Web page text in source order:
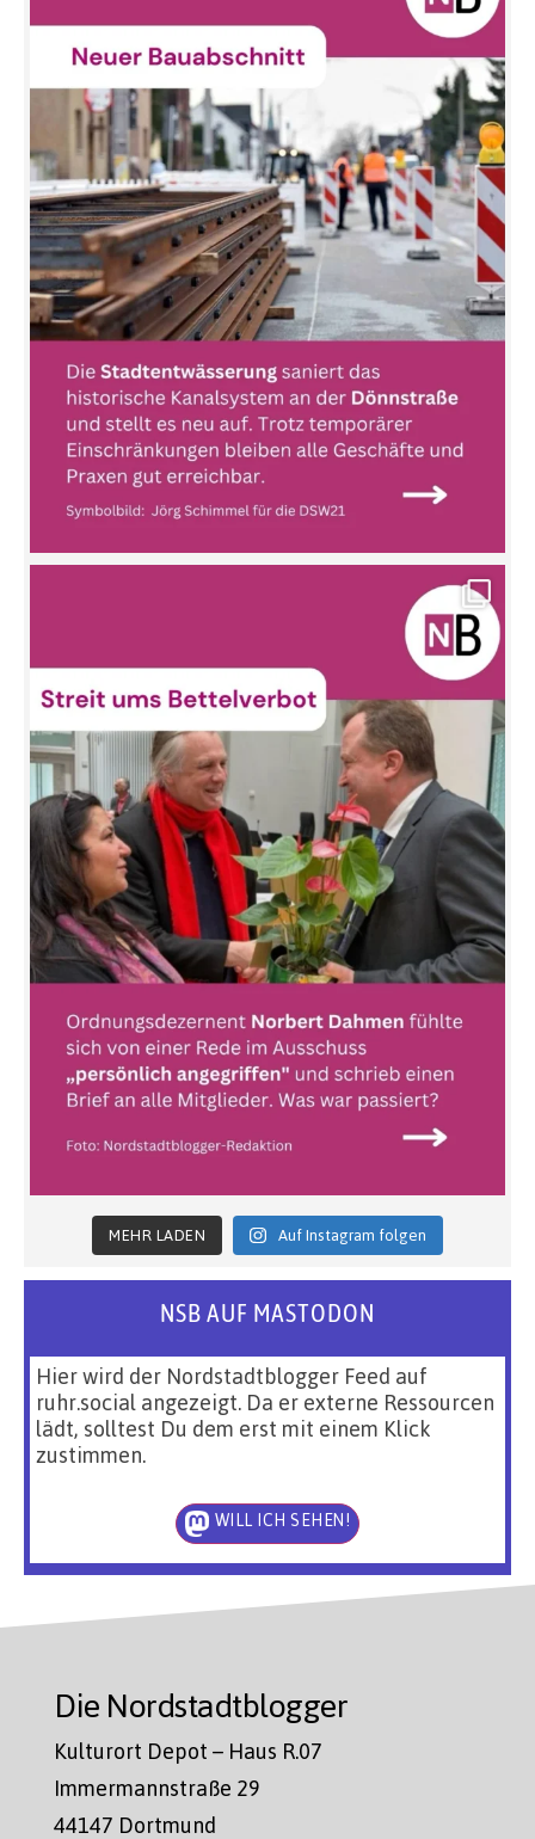
MEHR LADEN Auf Instagram folgen
NSB AUF MASTODON
Hier wird der Nordstadtblogger Feed auf
ruhr.social angezeigt. Da er externe Ressourcen
lädt, solltest Du dem erst mit einem Klick
zustimmen.
WILL ICH SEHEN!
Die Nordstadtblogger
Kulturort Depot – Haus R.07
Immermannstraße 29
44147 Dortmund